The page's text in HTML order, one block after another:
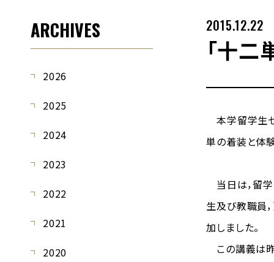
「十
2015.12.22
本学留学生セ
単の着装と体
当日は，留
生及び教職員
加しました。
この講義は
ARCHIVES
2026
2025
2024
2023
2022
2021
2020